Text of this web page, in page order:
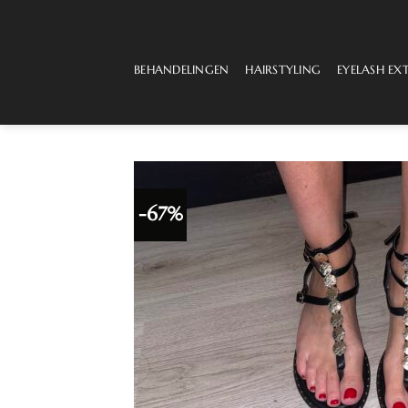
BEHANDELINGEN HAIRSTYLING EYELASH
-67%